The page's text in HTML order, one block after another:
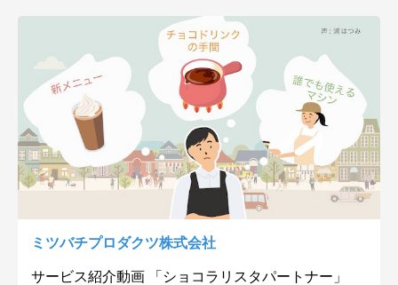
ミツバチプロダクツ株式会社
サービス紹介動画 「ショコラリスタパートナー」